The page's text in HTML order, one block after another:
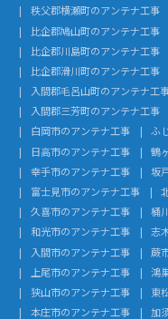
秩父郡横瀬町のアンテナ工事
比企郡鳩山町のアンテナ工事
比企郡川島町のアンテナ工事
比企郡滑川町のアンテナ工事
入間郡毛呂山町のアンテナ工
入間郡三芳町のアンテナ工事
白岡市のアンテナ工事
ふ
日高市のアンテナ工事
鶴
幸手市のアンテナ工事
坂
富士見市のアンテナ工事
久喜市のアンテナ工事
桶
和光市のアンテナ工事
志
入間市のアンテナ工事
蕨
上尾市のアンテナ工事
鴻
狭山市のアンテナ工事
東
本庄市のアンテナ工事
加